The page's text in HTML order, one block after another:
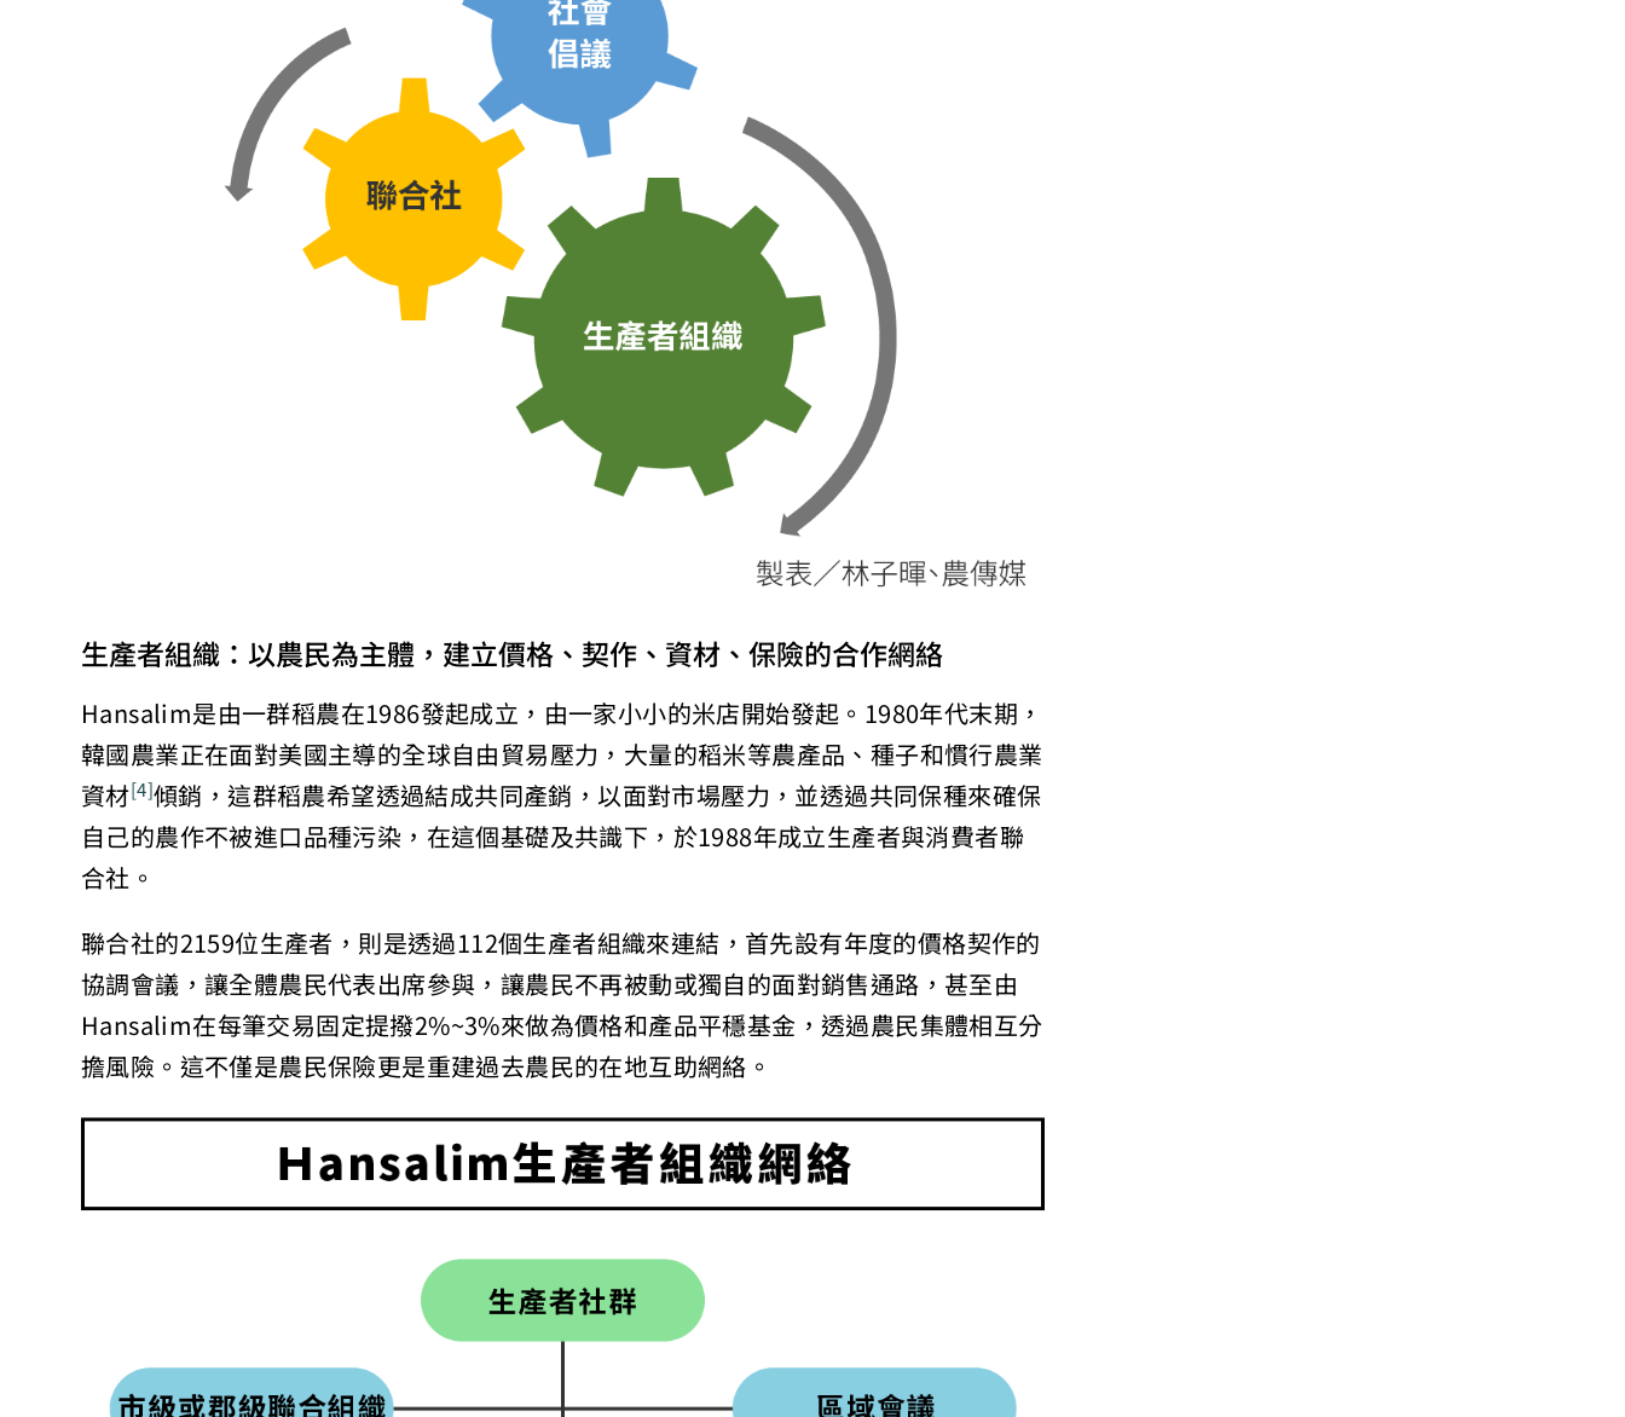
生產者組織：以農民為主體，建立價格、契作、資材、保險的合作網絡
Hansalim是由一群稻農在1986發起成立，由一家小小的米店開始發起。1980年代末期，
韓國農業正在面對美國主導的全球自由貿易壓力，大量的稻米等農產品、種子和慣行農業
資材[4]傾銷，這群稻農希望透過結成共同產銷，以面對市場壓力，並透過共同保種來確保
自己的農作不被進口品種污染，在這個基礎及共識下，於1988年成立生產者與消費者聯
合社。
聯合社的2159位生產者，則是透過112個生產者組織來連結，首先設有年度的價格契作的
協調會議，讓全體農民代表出席參與，讓農民不再被動或獨自的面對銷售通路，甚至由
Hansalim在每筆交易固定提撥2%~3%來做為價格和產品平穩基金，透過農民集體相互分
擔風險。這不僅是農民保險更是重建過去農民的在地互助網絡。